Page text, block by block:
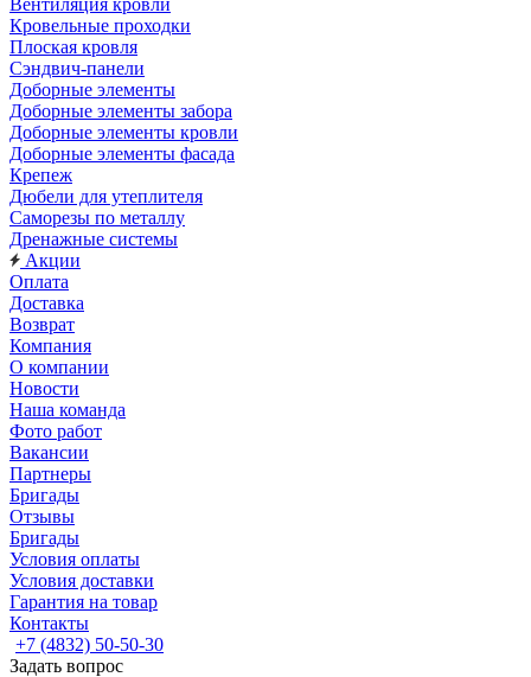
Вентиляция кровли
Кровельные проходки
Плоская кровля
Сэндвич-панели
Доборные элементы
Доборные элементы забора
Доборные элементы кровли
Доборные элементы фасада
Крепеж
Дюбели для утеплителя
Саморезы по металлу
Дренажные системы
Акции
Оплата
Доставка
Возврат
Компания
О компании
Новости
Наша команда
Фото работ
Вакансии
Партнеры
Бригады
Отзывы
Бригады
Условия оплаты
Условия доставки
Гарантия на товар
Контакты
+7 (4832) 50-50-30
Задать вопрос